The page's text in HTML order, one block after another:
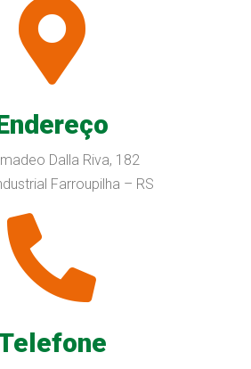
Dalla Riva, 182
Farroupilha – RS